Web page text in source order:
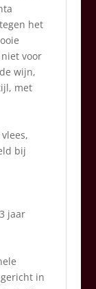
het
voor
wijn,
met
bij
jaar
in